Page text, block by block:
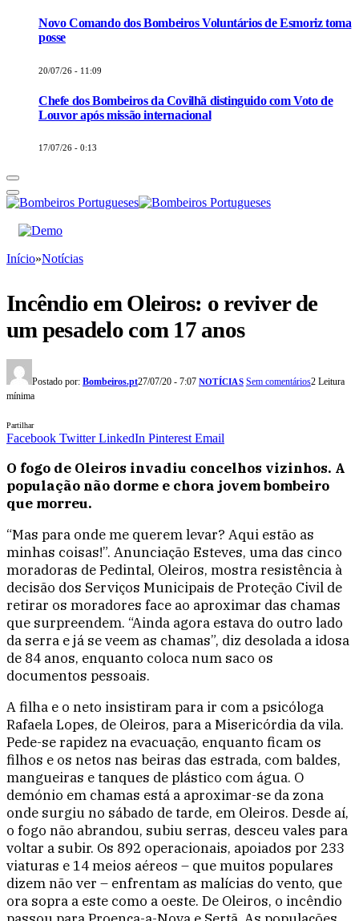
Novo Comando dos Bombeiros Voluntários de Esmoriz toma
posse
20/07/26 - 11:09
Chefe dos Bombeiros da Covilhã distinguido com Voto de
Louvor após missão internacional
17/07/26 - 0:13
Início»Notícias
Incêndio em Oleiros: o reviver de
um pesadelo com 17 anos
Postado por: Bombeiros.pt27/07/20 - 7:07 NOTÍCIAS Sem comentários2 Leitura
mínima
Partilhar
Facebook Twitter LinkedIn Pinterest Email
O fogo de Oleiros invadiu concelhos vizinhos. A
população não dorme e chora jovem bombeiro
que morreu.
“Mas para onde me querem levar? Aqui estão as
minhas coisas!”. Anunciação Esteves, uma das cinco
moradoras de Pedintal, Oleiros, mostra resistência à
decisão dos Serviços Municipais de Proteção Civil de
retirar os moradores face ao aproximar das chamas
que surpreendem. “Ainda agora estava do outro lado
da serra e já se veem as chamas”, diz desolada a idosa
de 84 anos, enquanto coloca num saco os
documentos pessoais.
A filha e o neto insistiram para ir com a psicóloga
Rafaela Lopes, de Oleiros, para a Misericórdia da vila.
Pede-se rapidez na evacuação, enquanto ficam os
filhos e os netos nas beiras das estrada, com baldes,
mangueiras e tanques de plástico com água. O
demónio em chamas está a aproximar-se da zona
onde surgiu no sábado de tarde, em Oleiros. Desde aí,
o fogo não abrandou, subiu serras, desceu vales para
voltar a subir. Os 892 operacionais, apoiados por 233
viaturas e 14 meios aéreos – que muitos populares
dizem não ver – enfrentam as malícias do vento, que
ora sopra a este como a oeste. De Oleiros, o incêndio